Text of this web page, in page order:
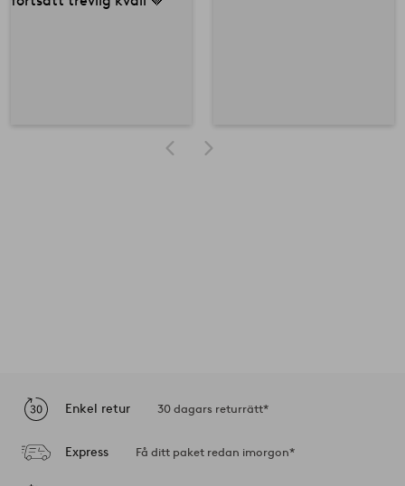
Enkel retur 30 dagars returrätt*
Express Få ditt paket redan imorgon*